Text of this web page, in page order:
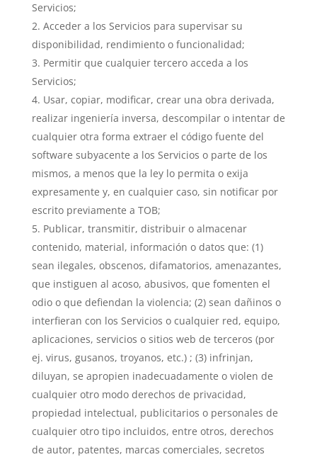
Servicios;
Acceder a los Servicios para supervisar su
disponibilidad, rendimiento o funcionalidad;
Permitir que cualquier tercero acceda a los
Servicios;
Usar, copiar, modificar, crear una obra derivada,
realizar ingeniería inversa, descompilar o intentar de
cualquier otra forma extraer el código fuente del
software subyacente a los Servicios o parte de los
mismos, a menos que la ley lo permita o exija
expresamente y, en cualquier caso, sin notificar por
escrito previamente a TOB;
Publicar, transmitir, distribuir o almacenar
contenido, material, información o datos que: (1)
sean ilegales, obscenos, difamatorios, amenazantes,
que instiguen al acoso, abusivos, que fomenten el
odio o que defiendan la violencia; (2) sean dañinos o
interfieran con los Servicios o cualquier red, equipo,
aplicaciones, servicios o sitios web de terceros (por
ej. virus, gusanos, troyanos, etc.) ; (3) infrinjan,
diluyan, se apropien inadecuadamente o violen de
cualquier otro modo derechos de privacidad,
propiedad intelectual, publicitarios o personales de
cualquier otro tipo incluidos, entre otros, derechos
de autor, patentes, marcas comerciales, secretos